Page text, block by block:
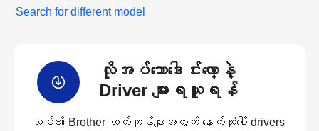
Search for different model
လိုအပ်သောဒေါင်းလော့နဲ့
Driver များရယူရန်
သင်၏ Brother ထုတ်ကုန်များအတွက် နောက်ဆုံးပေါ် drivers